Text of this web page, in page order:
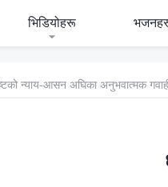
भिडियोहरू
न्याय-आसन अघिका अनुभवात्मक